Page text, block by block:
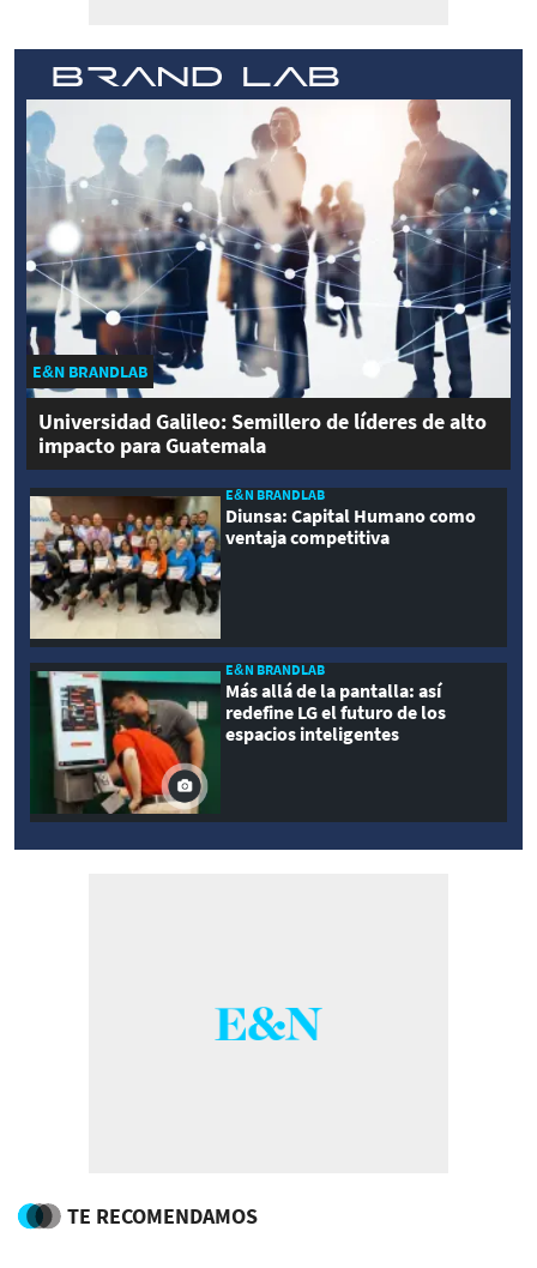
E&N BRANDLAB
Universidad Galileo: Semillero de líderes de alto
impacto para Guatemala
E&N BRANDLAB
Diunsa: Capital Humano como
ventaja competitiva
E&N BRANDLAB
Más allá de la pantalla: así
redefine LG el futuro de los
espacios inteligentes
TE RECOMENDAMOS